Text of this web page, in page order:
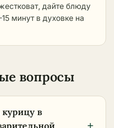
дайте блюду
минут в духовке на
вопросы
в